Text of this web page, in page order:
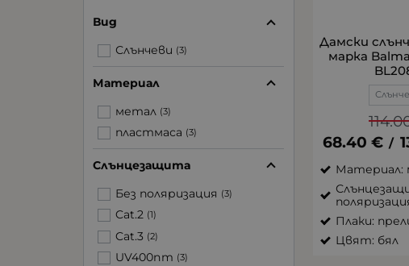
Дамски
марка
68.40 € /
Материал:
Плаки:
Цвят: бял
Вид
Слънчеви (3)
Материал
метал (3)
пластмаса (3)
Слънцезащита
Без поляризация (3)
Cat.2 (1)
Cat.3 (2)
UV400nm (3)